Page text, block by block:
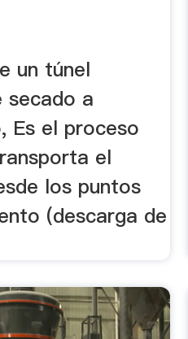
un túnel
secado a
Es el proceso
el
los puntos
(descarga de